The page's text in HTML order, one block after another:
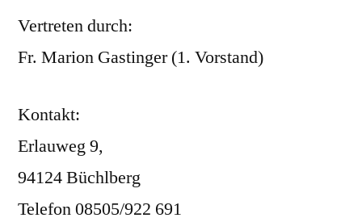
Vertreten durch:
Fr. Marion Gastinger (1. Vorstand)
Kontakt:
Erlauweg 9,
94124 Büchlberg
Telefon 08505/922 691